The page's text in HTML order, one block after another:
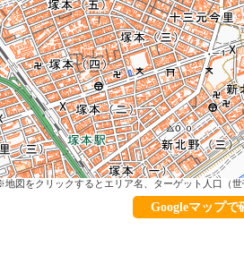
地図をクリックするとエリア名、ターゲット人口（
Googleマップで